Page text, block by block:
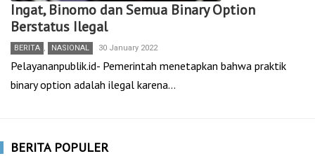
Ingat, Binomo dan Semua Binary Option
Berstatus Ilegal
BERITA , NASIONAL 30 January 2022
Pelayananpublik.id- Pemerintah menetapkan bahwa praktik
binary option adalah ilegal karena…
BERITA POPULER